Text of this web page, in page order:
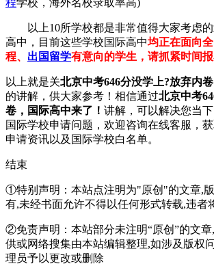
以上10所学校都是非常值得大家考虑的
高中，目前这些学校国际高中均正在面向
程、 出国留学有意向的学生，请抓紧时间
以上就是关北京中考646分没学上?放弃内
的讲解，供大家参考！相信通过北京中考
卷，国际高中来了！ 讲解，可以解决您当
国际学校申请问题，欢迎咨询在线客服 ，
申请资讯以及国际学校白名单。
结束
①特别声明：本站点注明为"原创"的文章,
有,未经书面允许不得以任何形式转载,违者
②免责声明：本站部分未注明“原创”的文
供或网络搜集由本站编辑整理,如涉及版权
理员予以更改或删除